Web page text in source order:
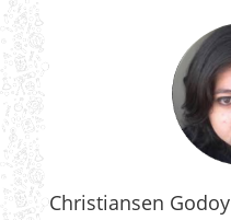
Christiansen Godoy